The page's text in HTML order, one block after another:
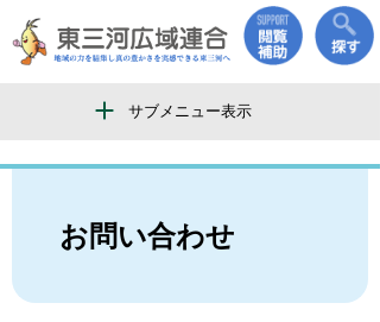
サブメニュー表示
お問い合わせ